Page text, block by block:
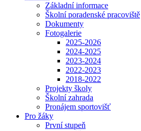
Základní informace
Školní poradenské pracoviště
Dokumenty
Fotogalerie
2025-2026
2024-2025
2023-2024
2022-2023
2018-2022
Projekty školy
Školní zahrada
Pronájem sportovišť
Pro žáky
První stupeň